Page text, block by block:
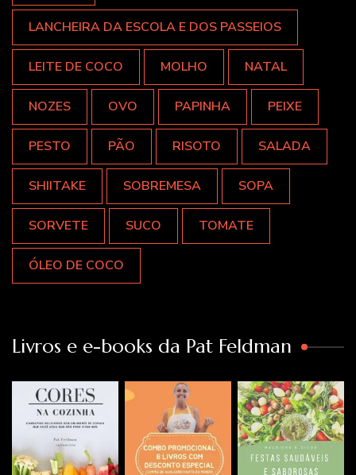
LANCHEIRA DA ESCOLA E DOS PASSEIOS
LEITE DE COCO MOLHO NATAL
NOZES OVO PAPINHA PEIXE
PESTO PÃO RISOTO SALADA
SHIITAKE SOBREMESA SOPA
SORVETE SUCO TOMATE
ÓLEO DE COCO
Livros e e-books da Pat Feldman